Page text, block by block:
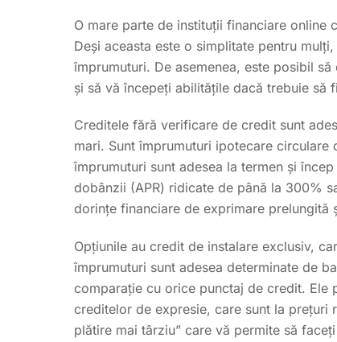
O mare parte de instituții financiare
Deși aceasta este o simplitate pentru
împrumuturi. De asemenea, este posibil
și să vă începeți abilitățile dacă trebuie să
Creditele fără verificare de credit sunt
mari. Sunt împrumuturi ipotecare
împrumuturi sunt adesea la termen și
dobânzii (APR) ridicate de până la 300%
dorințe financiare de exprimare
Opțiunile au credit de instalare exclusiv,
împrumuturi sunt adesea determinate de
comparație cu orice punctaj de credit. Ele
creditelor de expresie, care sunt la prețuri
plătire mai târziu” care vă permite să